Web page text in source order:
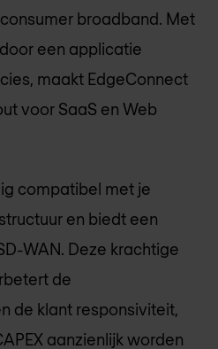
broadband. Met
een applicatie
maakt EdgeConnect
voor SaaS en Web
compatibel met je
en biedt een
WAN. Deze krachtige
de
de klant responsiviteit,
aanzienlijk worden